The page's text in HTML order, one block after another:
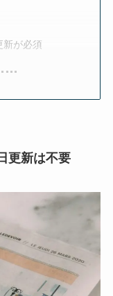
新が必須
更新は不要